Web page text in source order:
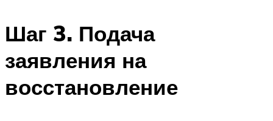
Шаг 3. Подача
заявления на
восстановление